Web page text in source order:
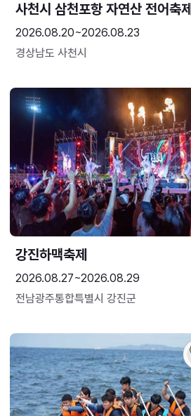
사천시 삼천포항 자연산 전어축제
2026.08.20~2026.08.23
경상남도 사천시
강진하맥축제
2026.08.27~2026.08.29
전남광주통합특별시 강진군